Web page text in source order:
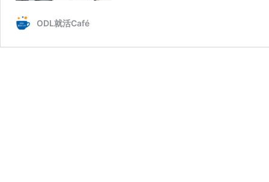
ODL就活Café